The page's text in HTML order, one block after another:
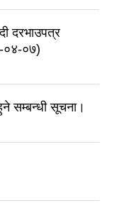
दरभाउपत्र
०४-०७)
सम्बन्धी सूचना।